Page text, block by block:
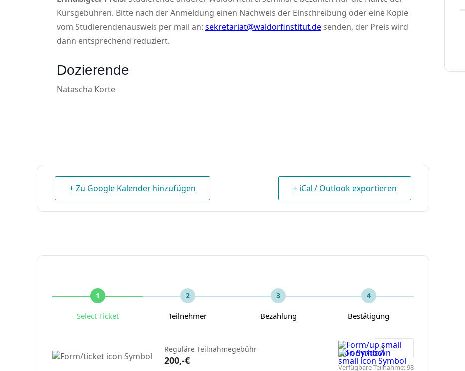
Kursgebühren. Bitte nach der Anmeldung einen Nachweis der Einschreibung oder eine Kopie
vom Studierendenausweis per mail an: sekretariat@waldorfinstitut.de senden, der Preis wird
dann entsprechend reduziert.
Dozierende
Natascha Korte
+ Zu Google Kalender hinzufügen + iCal / Outlook exportieren
1
Select Ticket
2
Teilnehmer
3
Bezahlung
4
Bestätigung
Reguläre Teilnahmegebühr
200,-€
Verfügbare Teilnahme:98